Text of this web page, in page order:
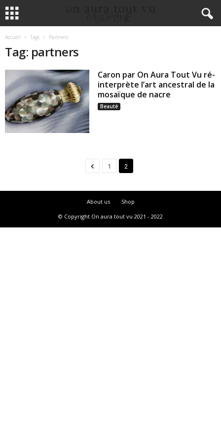
Accueil Tags Partners
Tag: partners
Caron par On Aura Tout Vu ré-
interprète l’art ancestral de la
mosaïque de nacre
Beauté
1 2
About us
Shop
© Copyright On aura tout vu 2021 - 2022